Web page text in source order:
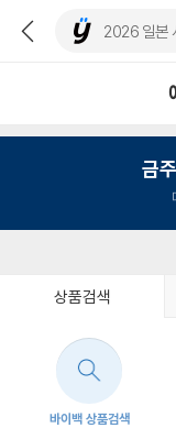
금
상품검색
바이백 상품검색